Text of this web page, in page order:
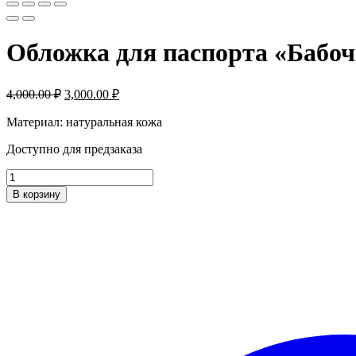
Обложка для паспорта
4,000.00 ₽ Первоначальная
составляла
3,000.00 ₽Текущая
3,000.00 ₽.
Материал: натуральная кожа
Доступно для предзаказа
Количество
товара
Обложка
В корзину